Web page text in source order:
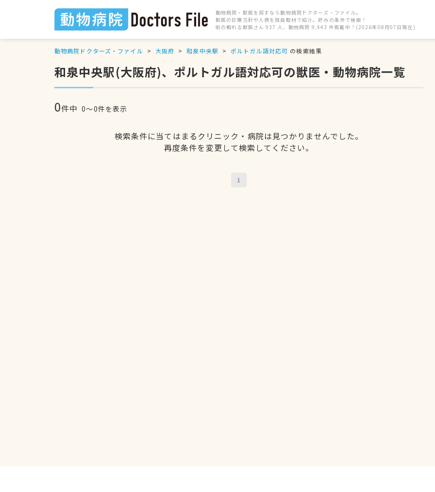
動物病院・獣医を探すなら動物病院ドクターズ・ファイル。
獣医の診療方針や人柄を独自取材で紹介。好みの条件で検索！
街の頼れる獣医さん 937 人、動物病院 9,443 件掲載中！(2026年08月07日現在)
動物病院ドクターズ・ファイル 大阪府 和泉中央駅 ポルトガル語対応可 の検索結果
和泉中央駅(大阪府)、ポルトガル語対応可の獣医・動物病院一覧
0件中 0〜0件を表示
検索条件に当てはまるクリニック・病院は見つかりませんでした。
再度条件を変更して検索してください。
1